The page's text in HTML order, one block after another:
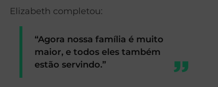
Elizabeth completou:
“Agora nossa família é muito
maior, e todos eles também
estão servindo.”